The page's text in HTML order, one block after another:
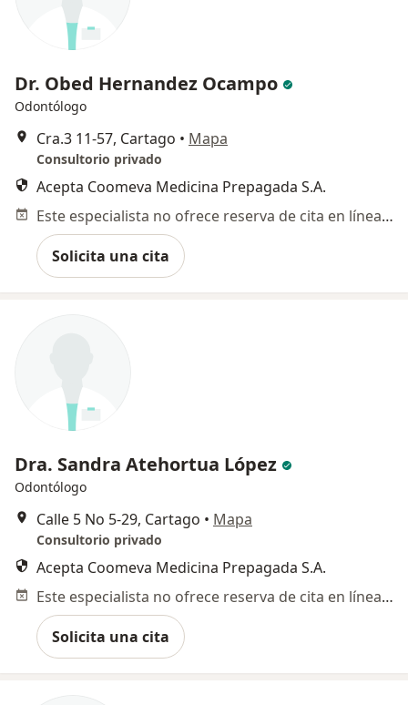
Dr. Obed Hernandez Ocampo
Odontólogo
Cra.3 11-57, Cartago • Mapa
Consultorio privado
Acepta Coomeva Medicina Prepagada S.A.
Este especialista no ofrece reserva de cita en línea en esta dirección.
Solicita una cita
Dra. Sandra Atehortua López
Odontólogo
Calle 5 No 5-29, Cartago • Mapa
Consultorio privado
Acepta Coomeva Medicina Prepagada S.A.
Este especialista no ofrece reserva de cita en línea en esta dirección.
Solicita una cita